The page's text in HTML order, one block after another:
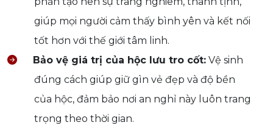
giúp mọi người cảm thấy bình yên và kết nối
tốt hơn với thế giới tâm linh.
Bảo vệ giá trị của hộc lưu tro cốt: Vệ sinh
đúng cách giúp giữ gìn vẻ đẹp và độ bền
của hộc, đảm bảo nơi an nghỉ này luôn trang
trọng theo thời gian.